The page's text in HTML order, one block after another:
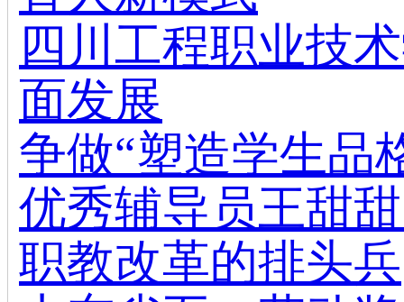
四川工程职业技
面发展
争做“塑造学生品
优秀辅导员王甜
职教改革的排头兵